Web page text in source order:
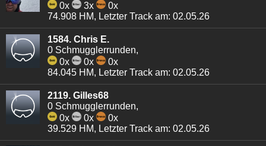
0x
3x
0x
74.908 HM, Letzter Track am: 02.05.26
1584. Chris E.
0 Schmugglerrunden,
0x
0x
0x
84.045 HM, Letzter Track am: 02.05.26
2119. Gilles68
0 Schmugglerrunden,
0x
0x
0x
39.529 HM, Letzter Track am: 02.05.26